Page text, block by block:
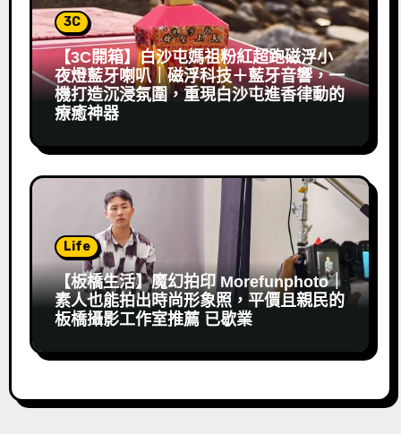
3C
【3C開箱】白沙屯媽祖粉紅超跑磁浮小
夜燈藍牙喇叭｜磁浮科技＋藍牙音響，一
機打造沉浸氛圍，重現白沙屯進香律動的
療癒神器
Life
【板橋生活】魔幻拍印 Morefunphoto｜
素人也能拍出時尚形象照，平價且親民的
板橋攝影工作室推薦 已歇業